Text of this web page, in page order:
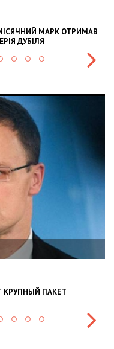
ABASOV: HOW UKRAINIAN
INVESTMENTS AND
22.01.2024
НАЦПОЛІЦІЯ ЛЯКАЄ